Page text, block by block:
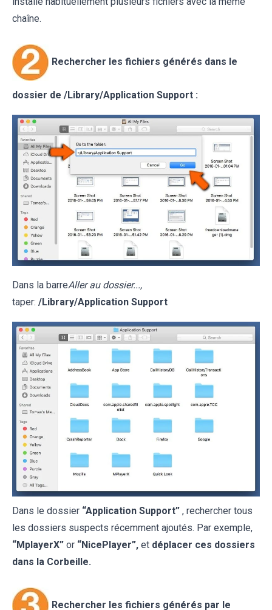
chaîne.
Rechercher les fichiers générés dans le
dossier de /Library/Application Support :
Dans la barreAller au dossier...,
taper: /Library/Application Support
Dans le dossier “Application Support” , rechercher tous
les dossiers suspects récemment ajoutés. Par exemple,
“MplayerX” or “NicePlayer”, et déplacer ces dossiers
dans la Corbeille.
Rechercher les fichiers générés par le